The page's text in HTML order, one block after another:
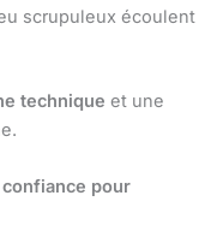
scrupuleux écoulent
technique et une
pour